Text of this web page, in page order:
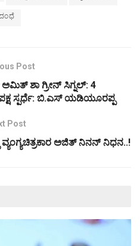
Post
ಶಾ ಗ್ರೀನ್‌ ಸಿಗ್ನಲ್‌: 4
ಪಕ್ಷ ಸ್ಪರ್ಧೆ: ಬಿ.ಎಸ್‌ ಯಡಿಯೂರಪ್ಪ
Post
ಅಜಿತ್ ನಿನನ್ ನಿಧನ..!